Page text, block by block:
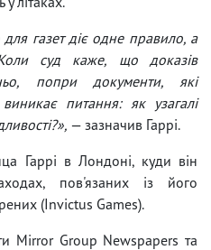
газет діє одне правило, а
суд каже, що доказів
попри документи, які
питання: як узагалі
— зазначив Гаррі.
Гаррі в Лондоні, куди він
пов'язаних із його
(Invictus Games).
Mirror Group Newspapers та